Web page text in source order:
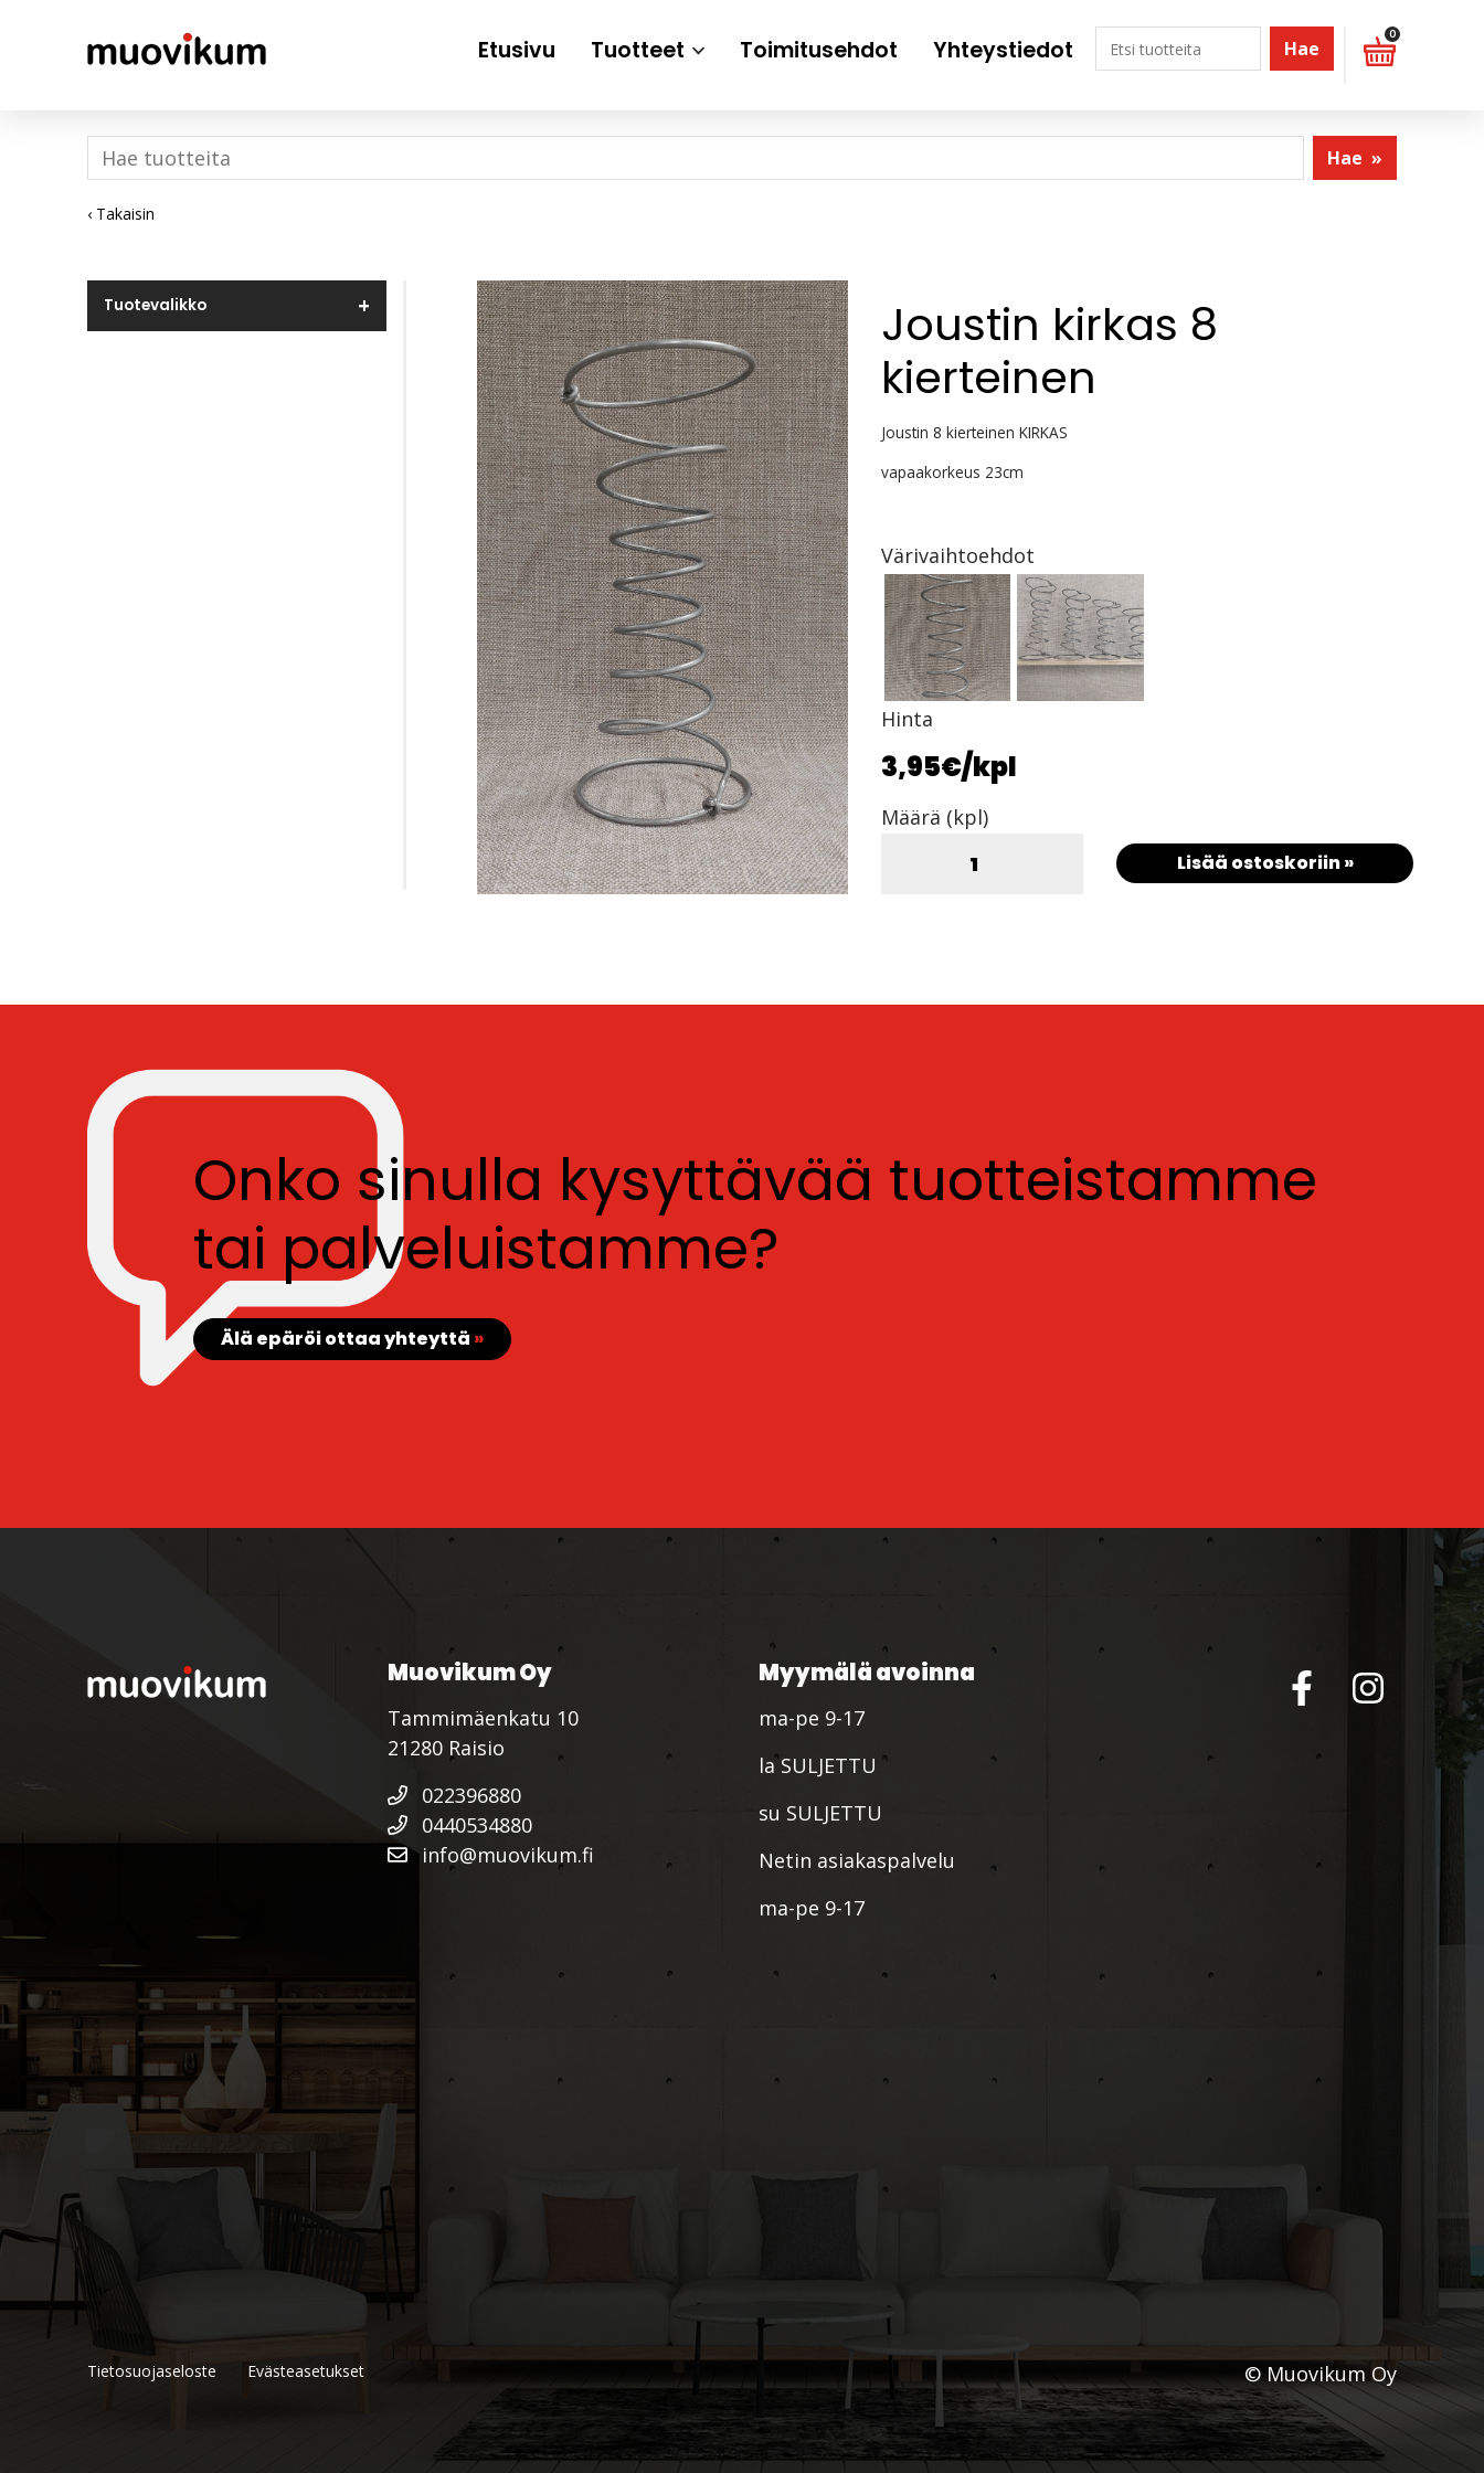
Etusivu Tuotteet Toimitusehdot Yhteystiedot Hae
0
Hae »
‹ Takaisin
Tuotevalikko
Joustin kirkas 8
kierteinen
Joustin 8 kierteinen KIRKAS
vapaakorkeus 23cm
Värivaihtoehdot
Hinta
3,95€/kpl
Määrä (kpl)
Lisää ostoskoriin »
Onko sinulla kysyttävää tuotteistamme
tai palveluistamme?
Älä epäröi ottaa yhteyttä »
Muovikum Oy
Tammimäenkatu 10
21280 Raisio
022396880
0440534880
info@muovikum.fi
Myymälä avoinna
ma-pe 9-17
la SULJETTU
su SULJETTU
Netin asiakaspalvelu
ma-pe 9-17
Tietosuojaseloste Evästeasetukset © Muovikum Oy